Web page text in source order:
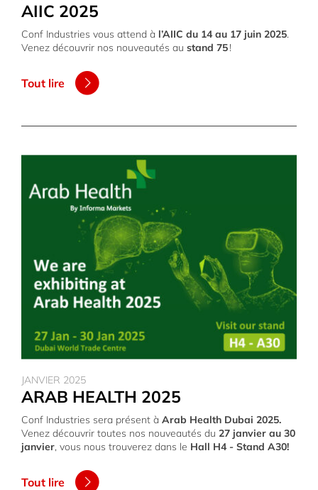
AIIC 2025
Conf Industries vous attend à l’AIIC du 14 au 17 juin 2025.
Venez découvrir nos nouveautés au stand 75!
Tout lire
JANVIER 2025
ARAB HEALTH 2025
Conf Industries sera présent à Arab Health Dubai 2025.
Venez découvrir toutes nos nouveautés du 27 janvier au 30
janvier, vous nous trouverez dans le Hall H4 - Stand A30!
Tout lire